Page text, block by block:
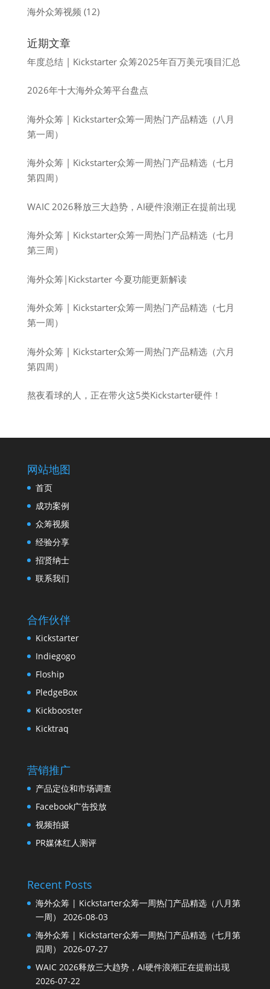
海外众筹视频 (12)
近期文章
年度总结 | Kickstarter 众筹2025年百万美元项目汇总
2026年十大海外众筹平台盘点
海外众筹 | Kickstarter众筹一周热门产品精选（八月
第一周）
海外众筹 | Kickstarter众筹一周热门产品精选（七月
第四周）
WAIC 2026释放三大趋势，AI硬件浪潮正在提前出现
海外众筹 | Kickstarter众筹一周热门产品精选（七月
第三周）
海外众筹|Kickstarter 今夏功能更新解读
海外众筹 | Kickstarter众筹一周热门产品精选（七月
第一周）
海外众筹 | Kickstarter众筹一周热门产品精选（六月
第四周）
熬夜看球的人，正在带火这5类Kickstarter硬件！
网站地图
首页
成功案例
众筹视频
经验分享
招贤纳士
联系我们
合作伙伴
Kickstarter
Indiegogo
Floship
PledgeBox
Kickbooster
Kicktraq
营销推广
产品定位和市场调查
Facebook广告投放
视频拍摄
PR媒体红人测评
Recent Posts
海外众筹 | Kickstarter众筹一周热门产品精选（八月第
一周）
2026-08-03
海外众筹 | Kickstarter众筹一周热门产品精选（七月第
四周）
2026-07-27
WAIC 2026释放三大趋势，AI硬件浪潮正在提前出现
2026-07-22